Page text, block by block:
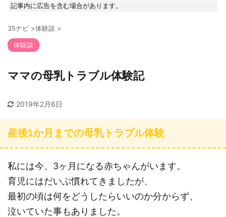
記事内に広告を含む場合があります。
35ナビ >体験談 >
体験談
ママの母乳トラブル体験記
2019年2月6日
産後1か月までの母乳トラブル体験
私には今、3ヶ月になる赤ちゃんがいます。
育児にはだいぶ慣れてきましたが、
最初の頃は何をどうしたらいいのか分からず、
泣いていた事もありました。